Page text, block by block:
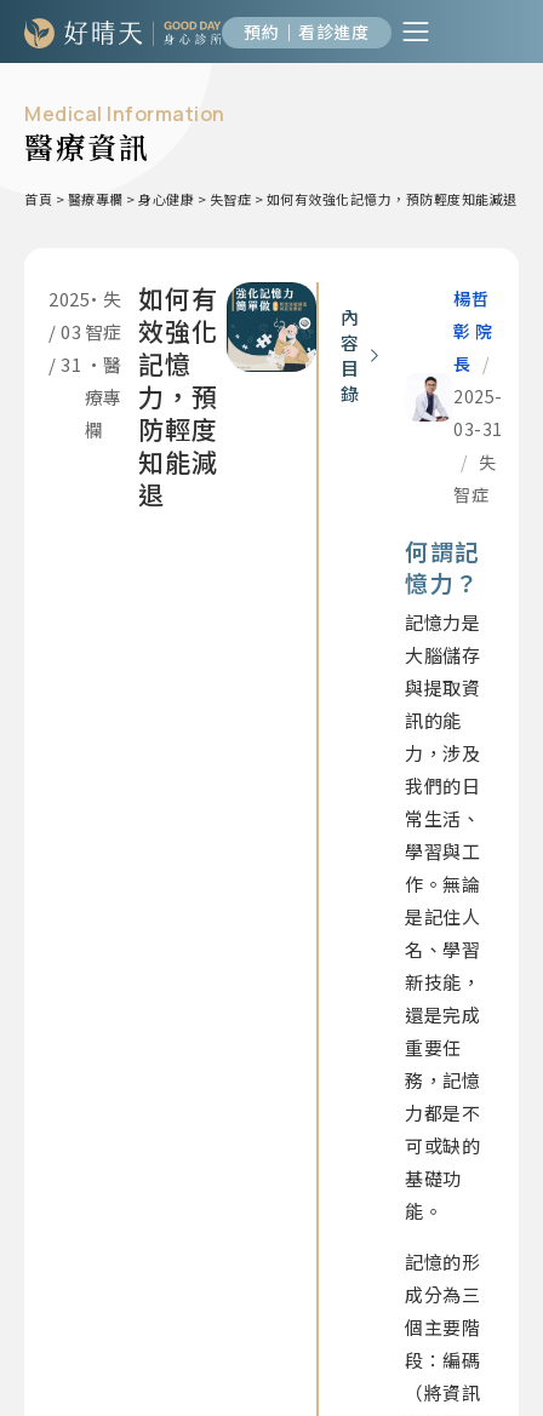
預約｜看診進度
Medical Information
醫療資訊
首頁 >醫療專欄 >身心健康 > 失智症 >如何有效強化記憶力，預防輕度知能減退
2025
/ 03
/ 31
•失
智症
•醫
療專
欄
如何有
效強化
記憶
力，預
防輕度
知能減
退
內
容
目
錄
楊哲
彰 院
長 /
2025-
03-31
/ 失
智症
何謂記
憶力？
記憶力是
大腦儲存
與提取資
訊的能
力，涉及
我們的日
常生活、
學習與工
作。無論
是記住人
名、學習
新技能，
還是完成
重要任
務，記憶
力都是不
可或缺的
基礎功
能。
記憶的形
成分為三
個主要階
段：編碼
（將資訊